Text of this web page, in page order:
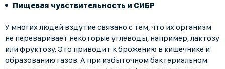
Пищевая чувствительность и СИБР
У многих людей вздутие связано с тем, что их организм
не переваривает некоторые углеводы, например, лактозу
или фруктозу. Это приводит к брожению в кишечнике и
образованию газов. А при избыточном бактериальном